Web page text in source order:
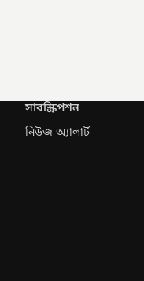
সাবস্ক্রিপশন
নিউজ অ্যালার্ট